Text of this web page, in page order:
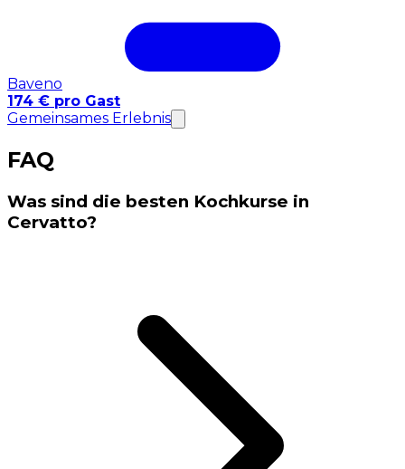
Baveno
174 € pro Gast
Gemeinsames Erlebnis
FAQ
Was sind die besten Kochkurse in
Cervatto?